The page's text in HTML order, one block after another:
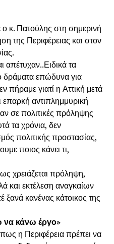
κ. Πατούλης στη σημερινή
της Περιφέρειας και στον
απέτυχαν..Ειδικά τα
δράματα επώδυνα για
πήραμε γιατί η Αττική μετά
επαρκή αντιπλημμυρική
σε πολιτικές πρόληψης
τα χρόνια, δεν
πολιτικής προστασίας,
ποιος κάνει τι,
χρειάζεται πρόληψη,
και εκτέλεση αναγκαίων
ξανά κανένας κάτοικος της
να κάνω έργο»
η Περιφέρεια πρέπει να